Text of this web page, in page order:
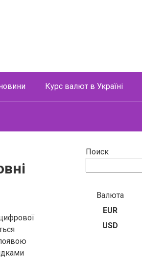
Курс валют в Україні
Поиск
Валюта
EUR
USD